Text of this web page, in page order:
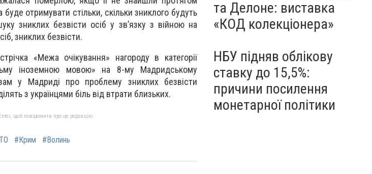
отримувати стільки, скільки зниклого будуть
зниклих безвісти осіб у зв’язку з війною на
зниклих безвісти.
«Межа очікування» нагороду в категорії
іноземною мовою» на 8-му Мадридському
у Мадриді про проблему зниклих безвісти
з українцями біль від втрати близьких.
щоб повідомити про це редакцію
#Крим #Волинь
та Делоне: виставка
«КОД колекціонера»
НБУ підняв облікову
ставку до 15,5%:
причини посилення
монетарної політики